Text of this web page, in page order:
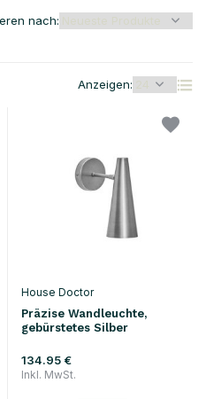
Anzeigen:
nach:
House Doctor
Präzise Wandleuchte,
gebürstetes Silber
134.95 €
Inkl. MwSt.